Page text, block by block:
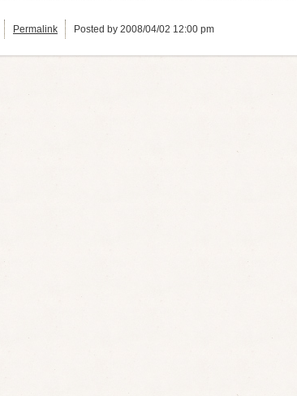
Permalink Posted by 2008/04/02 12:00 pm